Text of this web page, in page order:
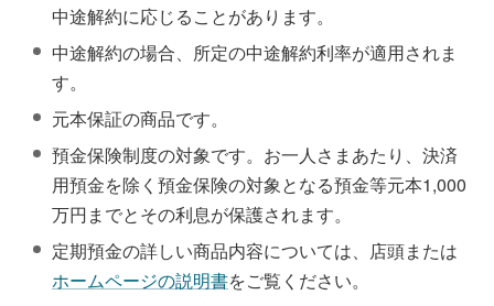
中途解約に応じることがあります。
中途解約の場合、所定の中途解約利率が適用されま
す。
元本保証の商品です。
預金保険制度の対象です。お一人さまあたり、決済
用預金を除く預金保険の対象となる預金等元本1,000
万円までとその利息が保護されます。
定期預金の詳しい商品内容については、店頭または
ホームページの説明書をご覧ください。